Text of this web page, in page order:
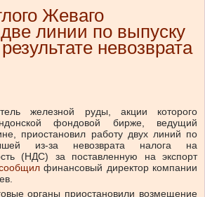
Жеваго
линии по выпуску
невозврата
железной руды, акции которого
фондовой бирже, ведущий
приостановил работу двух линий по
из-за невозврата налога на
(НДС) за поставленную на экспорт
финансовый директор компании
органы приостановили возмещение